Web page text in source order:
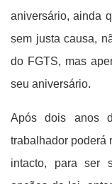
aniversário, ainda
sem justa causa,
do FGTS, mas
seu aniversário.
Após dois anos
trabalhador poderá
intacto, para ser